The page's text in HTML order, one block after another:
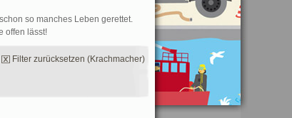
so manches Leben gerettet.
offen lässt!
Filter zurücksetzen (Krachmacher)